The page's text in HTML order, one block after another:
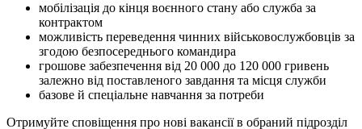
мобілізація до кінця воєнного стану або служба за
контрактом
можливість переведення чинних військовослужбовців за
згодою безпосереднього командира
грошове забезпечення від 20 000 до 120 000 гривень
залежно від поставленого завдання та місця служби
базове й спеціальне навчання за потреби
Отримуйте сповіщення про нові вакансії в обраний підрозділ